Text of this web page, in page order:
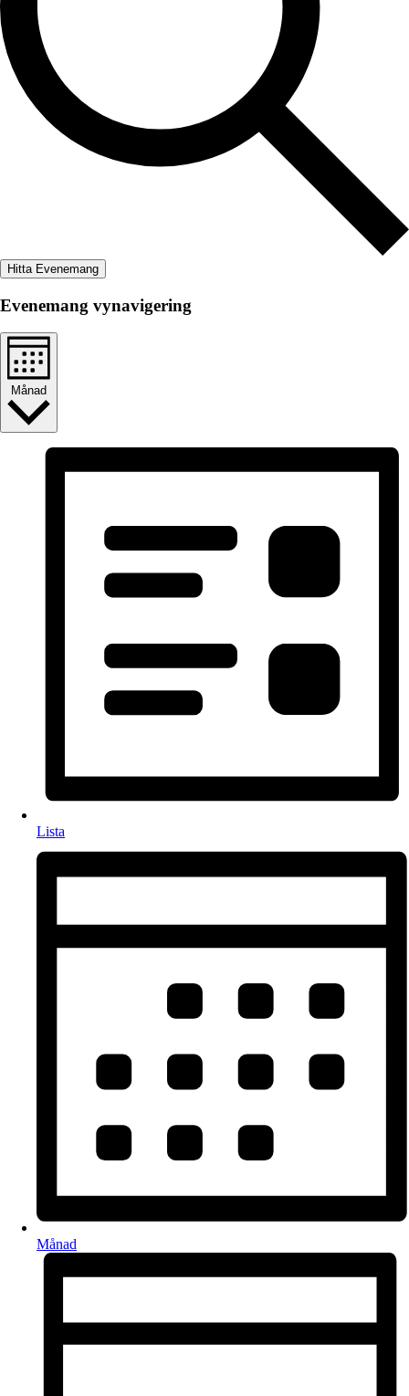
Hitta Evenemang
Evenemang vynavigering
Månad
Lista
Månad